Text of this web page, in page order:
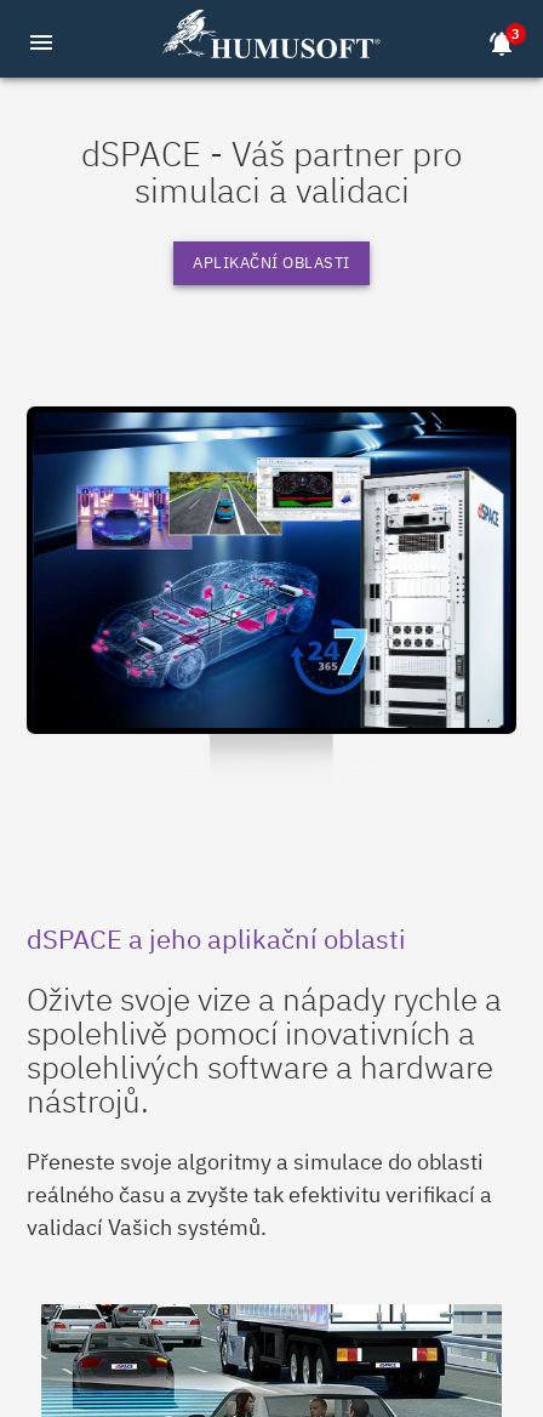
menu notifications_active3
dSPACE - Váš partner pro
simulaci a validaci
APLIKAČNÍ OBLASTI
dSPACE a jeho aplikační oblasti
Oživte svoje vize a nápady rychle a
spolehlivě pomocí inovativních a
spolehlivých software a hardware
nástrojů.
Přeneste svoje algoritmy a simulace do oblasti
reálného času a zvyšte tak efektivitu verifikací a
validací Vašich systémů.